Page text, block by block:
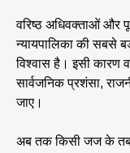
वरिष्ठ अधिवक्ताओं और
न्यायपालिका की सबसे
विश्वास है। इसी कारण
सार्वजनिक प्रशंसा,
जाए।
अब तक किसी जज के